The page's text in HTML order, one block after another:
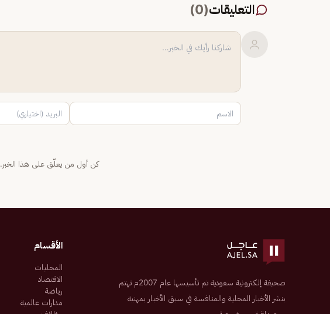
التعليقات(
0
)
كن أول من يعلّق على هذا الخبر.
صحيفة إلكترونية سعودية تم تأسيسها عام 2007م تهتم
بنشر الأخبار المحلية والمنافسة في سبق الأخبار بمهنية
الأقسام
المحليات
الاقتصاد
رياضة
مدارات عالمية